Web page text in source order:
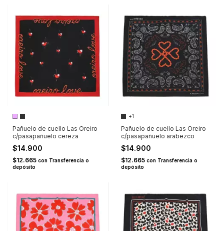
Pañuelo de cuello Las Oreiro
c/pasapañuelo cereza
$14.900
$12.665 con Transferencia o
depósito
+1
Pañuelo de cuello Las Oreiro
c/pasapañuelo arabezco
$14.900
$12.665 con Transferencia o
depósito